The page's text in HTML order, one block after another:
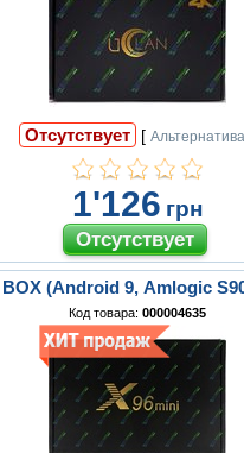
Отсутствует [Альтернатива
1'126 грн
(Android 9, Amlogic
Код товара: 000004635